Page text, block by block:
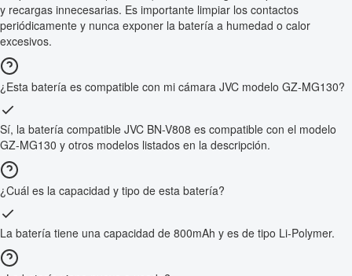
y recargas innecesarias. Es importante limpiar los contactos
periódicamente y nunca exponer la batería a humedad o calor
excesivos.
¿Esta batería es compatible con mi cámara JVC modelo GZ-MG130?
Sí, la batería compatible JVC BN-V808 es compatible con el modelo
GZ-MG130 y otros modelos listados en la descripción.
¿Cuál es la capacidad y tipo de esta batería?
La batería tiene una capacidad de 800mAh y es de tipo Li-Polymer.